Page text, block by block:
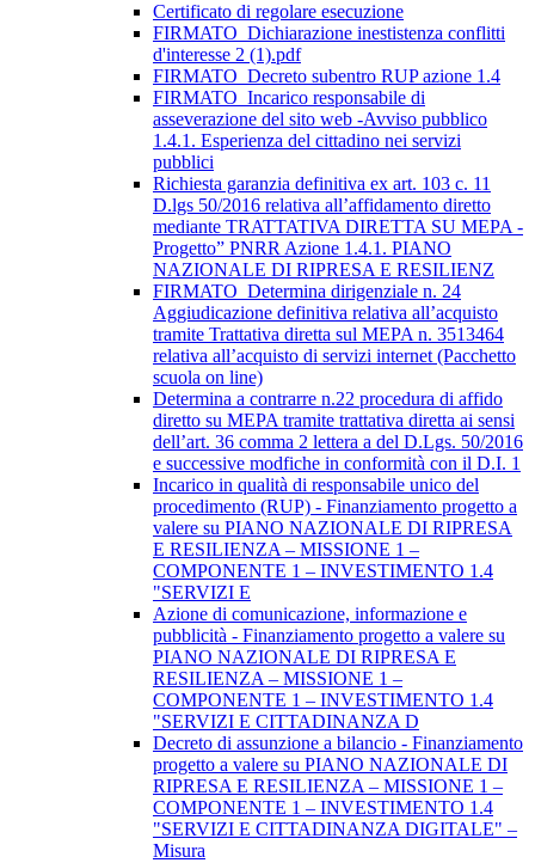
Certificato di regolare esecuzione
FIRMATO_Dichiarazione inestistenza conflitti
d'interesse 2 (1).pdf
FIRMATO_Decreto subentro RUP azione 1.4
FIRMATO_Incarico responsabile di
asseverazione del sito web -Avviso pubblico
1.4.1. Esperienza del cittadino nei servizi
pubblici
Richiesta garanzia definitiva ex art. 103 c. 11
D.lgs 50/2016 relativa all’affidamento diretto
mediante TRATTATIVA DIRETTA SU MEPA -
Progetto” PNRR Azione 1.4.1. PIANO
NAZIONALE DI RIPRESA E RESILIENZ
FIRMATO_Determina dirigenziale n. 24
Aggiudicazione definitiva relativa all’acquisto
tramite Trattativa diretta sul MEPA n. 3513464
relativa all’acquisto di servizi internet (Pacchetto
scuola on line)
Determina a contrarre n.22 procedura di affido
diretto su MEPA tramite trattativa diretta ai sensi
dell’art. 36 comma 2 lettera a del D.Lgs. 50/2016
e successive modfiche in conformità con il D.I. 1
Incarico in qualità di responsabile unico del
procedimento (RUP) - Finanziamento progetto a
valere su PIANO NAZIONALE DI RIPRESA
E RESILIENZA – MISSIONE 1 –
COMPONENTE 1 – INVESTIMENTO 1.4
"SERVIZI E
Azione di comunicazione, informazione e
pubblicità - Finanziamento progetto a valere su
PIANO NAZIONALE DI RIPRESA E
RESILIENZA – MISSIONE 1 –
COMPONENTE 1 – INVESTIMENTO 1.4
"SERVIZI E CITTADINANZA D
Decreto di assunzione a bilancio - Finanziamento
progetto a valere su PIANO NAZIONALE DI
RIPRESA E RESILIENZA – MISSIONE 1 –
COMPONENTE 1 – INVESTIMENTO 1.4
"SERVIZI E CITTADINANZA DIGITALE" –
Misura